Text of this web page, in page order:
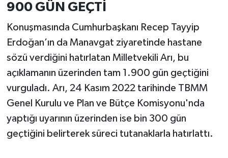
900 GÜN GEÇTİ
Konuşmasında Cumhurbaşkanı Recep Tayyip
Erdoğan’ın da Manavgat ziyaretinde hastane
sözü verdiğini hatırlatan Milletvekili Arı, bu
açıklamanın üzerinden tam 1.900 gün geçtiğini
vurguladı. Arı, 24 Kasım 2022 tarihinde TBMM
Genel Kurulu ve Plan ve Bütçe Komisyonu'nda
yaptığı uyarının üzerinden ise bin 300 gün
geçtiğini belirterek süreci tutanaklarla hatırlattı.